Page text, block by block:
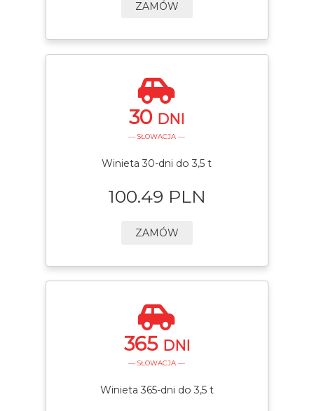
ZAMÓW
30 DNI
— SŁOWACJA —
Winieta 30-dni do 3,5 t
100.49 PLN
ZAMÓW
365 DNI
— SŁOWACJA —
Winieta 365-dni do 3,5 t